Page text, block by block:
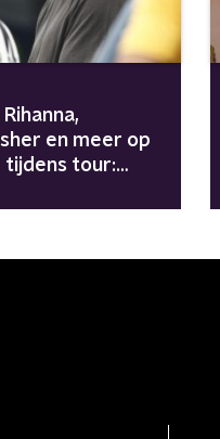
en meer op
tijdens tour: